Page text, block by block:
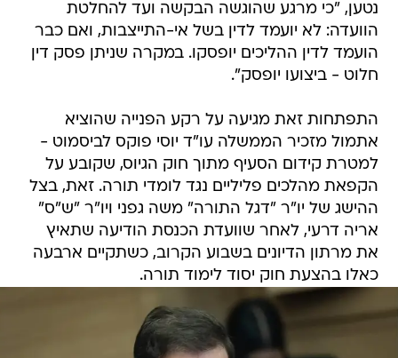
נטען, "כי מרגע שהוגשה הבקשה ועד להחלטת
הוועדה: לא יועמד לדין בשל אי-התייצבות, ואם כבר
הועמד לדין ההליכים יופסקו. במקרה שניתן פסק דין
חלוט - ביצועו יופסק".
התפתחות זאת מגיעה על רקע הפנייה שהוציא
אתמול מזכיר הממשלה עו"ד יוסי פוקס לביסמוט -
למטרת קידום הסעיף מתוך חוק הגיוס, שקובע על
הקפאת מהלכים פליליים נגד לומדי תורה. זאת, בצל
ההישג של יו"ר "דגל התורה" משה גפני ויו"ר "ש"ס"
אריה דרעי, לאחר שוועדת הכנסת הודיעה שתאיץ
את מרתון הדיונים בשבוע הקרוב, כשתקיים ארבעה
כאלו בהצעת חוק יסוד לימוד תורה.